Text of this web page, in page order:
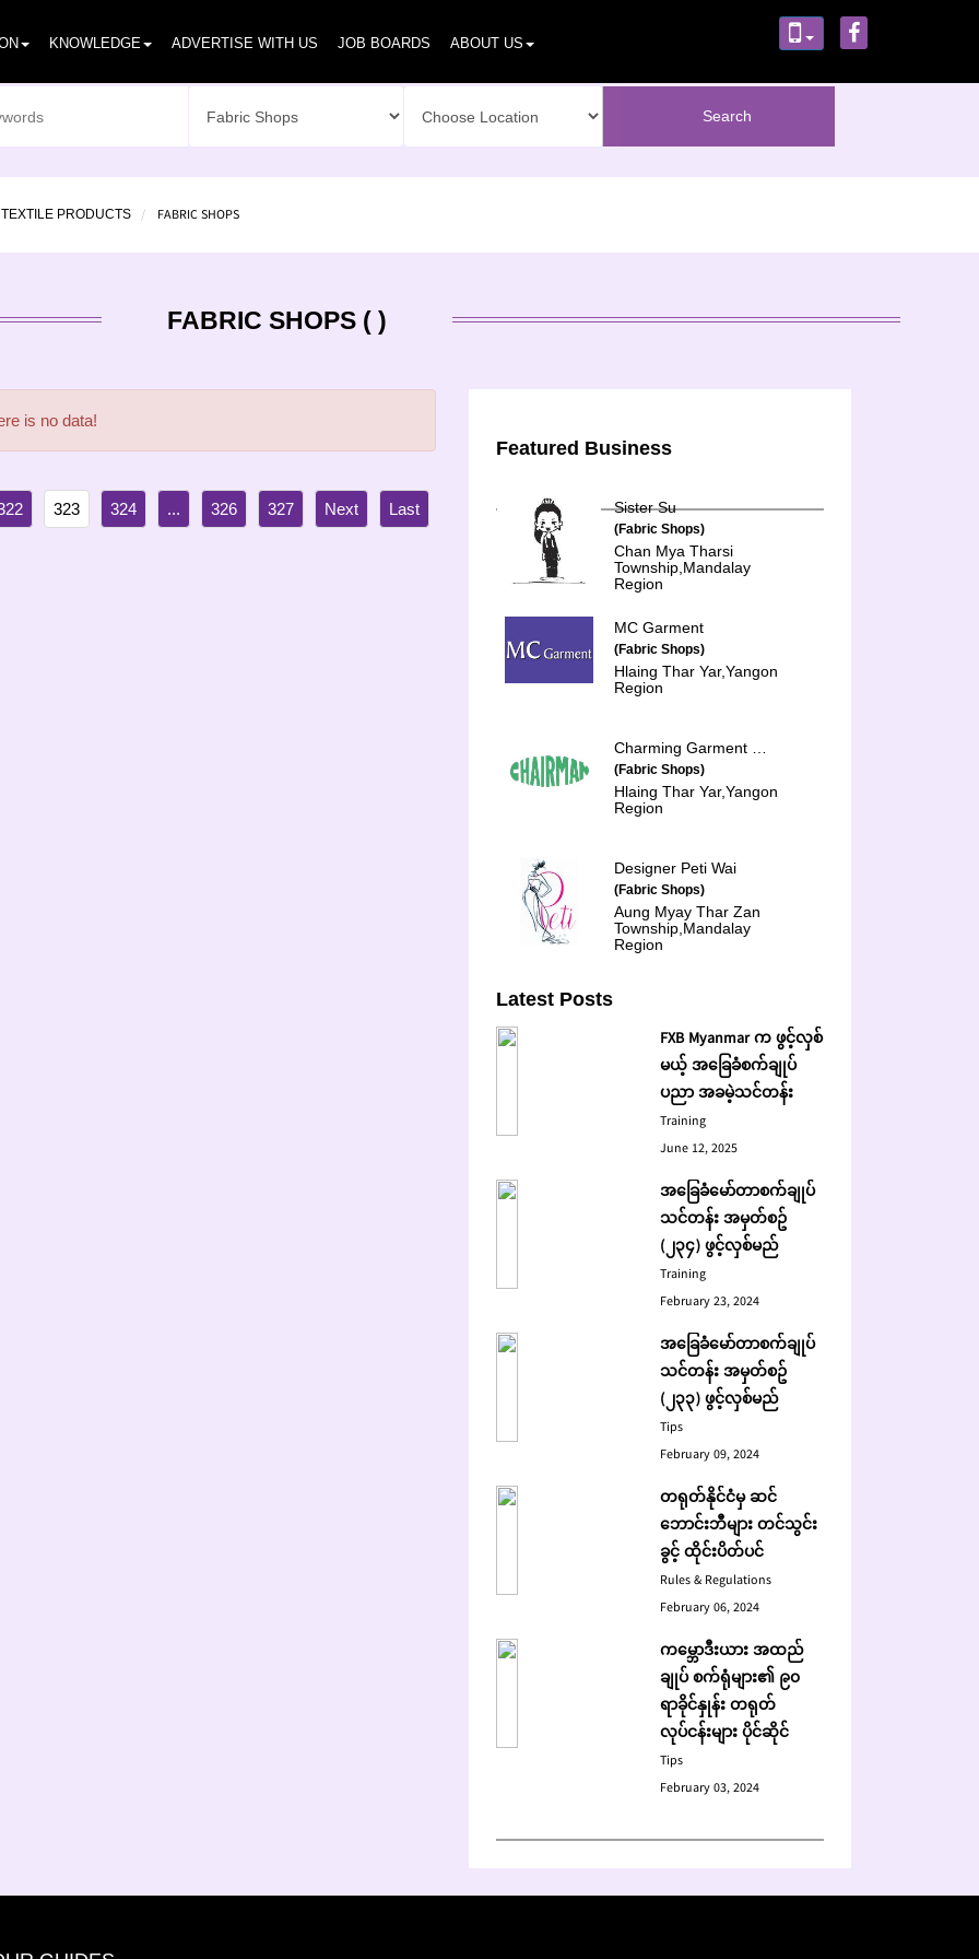
KNOWLEDGE ADVERTISE WITH US JOB BOARDS ABOUT US
PRODUCTS FABRIC SHOPS
FABRIC SHOPS ( )
is no data!
323 324 ... 326 327
Featured Business
Sister Su
(Fabric Shops)
Chan Mya Tharsi
Township,Mandalay
Region
MC Garment
(Fabric Shops)
Hlaing Thar Yar,Yangon
Region
(Fabric Shops)
Hlaing Thar Yar,Yangon
Region
Designer Peti Wai
(Fabric Shops)
Aung Myay Thar Zan
Township,Mandalay
Region
Latest Posts
FXB Myanmar က ဖွင့်လှစ်
မယ့် အခြေခံစက်ချုပ်
ပညာ အခမဲ့သင်တန်း
Training
June 12, 2025
အခြေခံမော်တာစက်ချုပ်
သင်တန်း အမှတ်စဥ်
(၂၃၄) ဖွင့်လှစ်မည်
Training
February 23, 2024
အခြေခံမော်တာစက်ချုပ်
သင်တန်း အမှတ်စဥ်
(၂၃၃) ဖွင့်လှစ်မည်
Tips
February 09, 2024
တရုတ်နိုင်ငံမှ ဆင်
ဘောင်းဘီများ တင်သွင်း
ခွင့် ထိုင်းပိတ်ပင်
Rules & Regulations
February 06, 2024
ကမ္ဘောဒီးယား အထည်
ချုပ် စက်ရုံများ၏ ၉၀
ရာခိုင်နှုန်း တရုတ်
လုပ်ငန်းများ ပိုင်ဆိုင်
Tips
February 03, 2024